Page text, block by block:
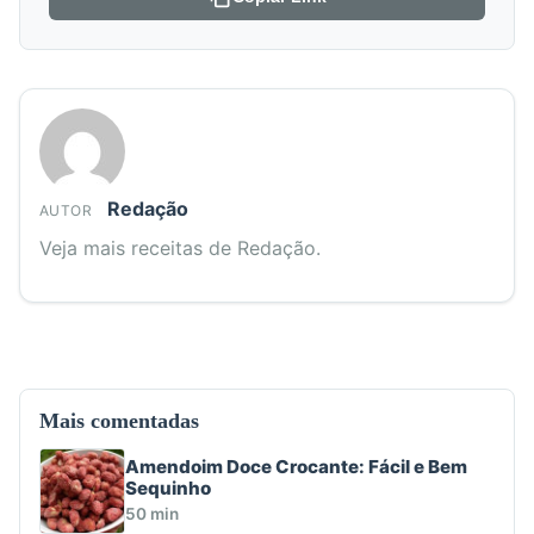
Mais comentadas
Amendoim Doce Crocante: Fácil e Bem
Sequinho
50 min
AUTOR
Redação
Veja mais receitas de Redação.